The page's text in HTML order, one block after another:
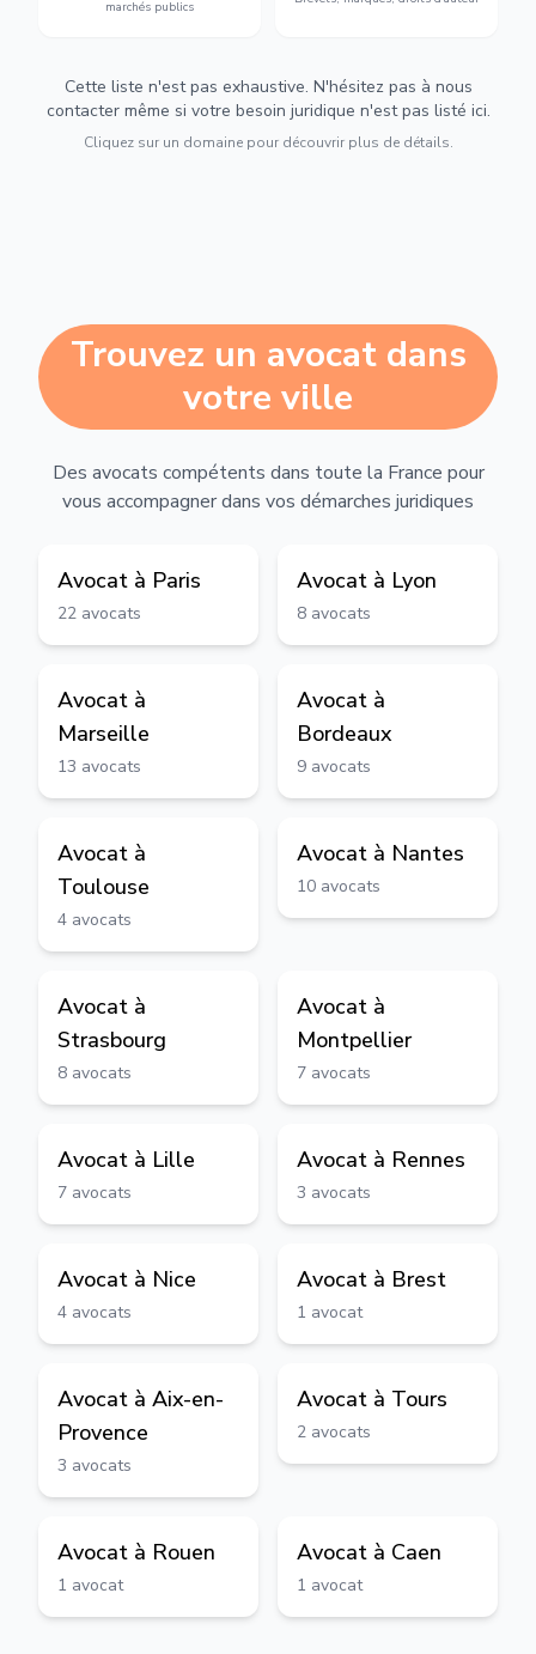
marchés publics
Cette liste n'est pas exhaustive. N'hésitez pas à nous
contacter même si votre besoin juridique n'est pas listé ici.
Cliquez sur un domaine pour découvrir plus de détails.
Trouvez un avocat dans
votre ville
Des avocats compétents dans toute la France pour
vous accompagner dans vos démarches juridiques
Avocat à Paris
22 avocats
Avocat à Lyon
8 avocats
Avocat à
Marseille
13 avocats
Avocat à
Bordeaux
9 avocats
Avocat à
Toulouse
4 avocats
Avocat à Nantes
10 avocats
Avocat à
Strasbourg
8 avocats
Avocat à
Montpellier
7 avocats
Avocat à Lille
7 avocats
Avocat à Rennes
3 avocats
Avocat à Nice
4 avocats
Avocat à Brest
1 avocat
Avocat à Aix-en-
Provence
3 avocats
Avocat à Tours
2 avocats
Avocat à Rouen
1 avocat
Avocat à Caen
1 avocat